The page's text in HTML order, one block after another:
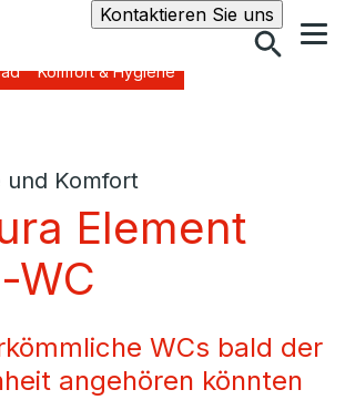
Kontaktieren Sie unsSuche
Komfort & Hygiene
Komfort
Element
WC
WCs bald der
angehören könnten